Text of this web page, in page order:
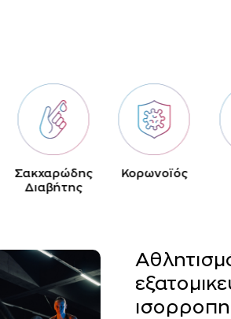
Σακχαρώδης
Διαβήτης
Κορωνοϊός